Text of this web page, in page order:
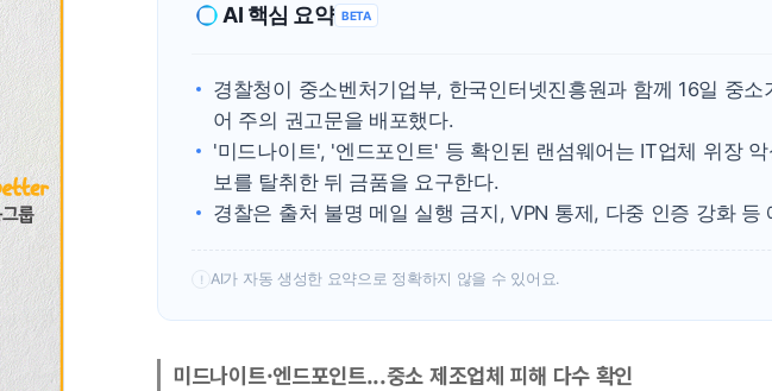
李 "
李
트
이
남
AI 핵심 요약 BETA
경찰청이 중소벤처기업부, 한국인터넷진흥원과 함께 16일 중소
어 주의 권고문을 배포했다.
'미드나이트', '엔드포인트' 등 확인된 랜섬웨어는 IT업체 위장
보를 탈취한 뒤 금품을 요구한다.
경찰은 출처 불명 메일 실행 금지, VPN 통제, 다중 인증 강화 등
! AI가 자동 생성한 요약으로 정확하지 않을 수 있어요.
미드나이트·엔드포인트...중소 제조업체 피해 다수 확인